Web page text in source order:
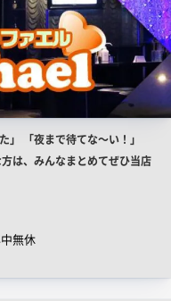
」 「夜まで待てな～い！」
は、みんなまとめてぜひ当店
無休